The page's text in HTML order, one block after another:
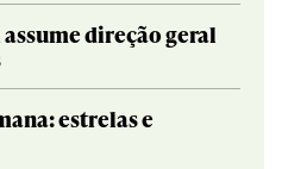
direção geral
estrelas e